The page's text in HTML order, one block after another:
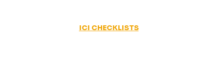
ICI CHECKLISTS